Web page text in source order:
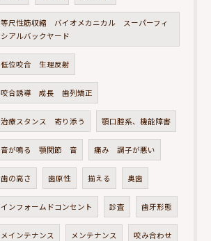
等尺性筋収縮 バイオメカニカル スーパーフィ
シアルバックヤード
低位咬合 生理反射
咬合誘導 成長 歯列矯正
治療スタンス 寄り添う 顎口腔系、機能障害
音が鳴る 顎関節 音 痛み 調子が悪い
歯の高さ 歯原性 揃える 奥歯
インフォームドコンセント 診査 歯牙形態
メインテナンス メンテナンス 咬み合わせ